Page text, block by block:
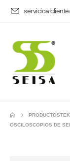
PRODUCTOS
OSCILOSCOPIOS DE